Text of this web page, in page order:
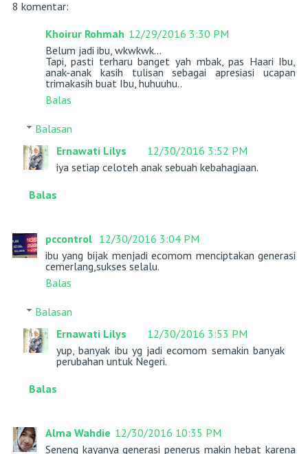
8 komentar:
Khoirur Rohmah 12/29/2016 3:30 PM
Belum jadi ibu, wkwkwk...
Tapi, pasti terharu banget yah mbak, pas Haari Ibu,
anak-anak kasih tulisan sebagai apresiasi ucapan
trimakasih buat Ibu, huhuuhu..
Balas
Balasan
Ernawati Lilys
12/30/2016 3:52 PM
iya setiap celoteh anak sebuah kebahagiaan.
Balas
pccontrol 12/30/2016 3:04 PM
ibu yang bijak menjadi ecomom menciptakan generasi
cemerlang,sukses selalu.
Balas
Balasan
Ernawati Lilys
12/30/2016 3:53 PM
yup, banyak ibu yg jadi ecomom semakin banyak
perubahan untuk Negeri.
Balas
Alma Wahdie 12/30/2016 10:35 PM
Seneng kayanya generasi penerus makin hebat karena